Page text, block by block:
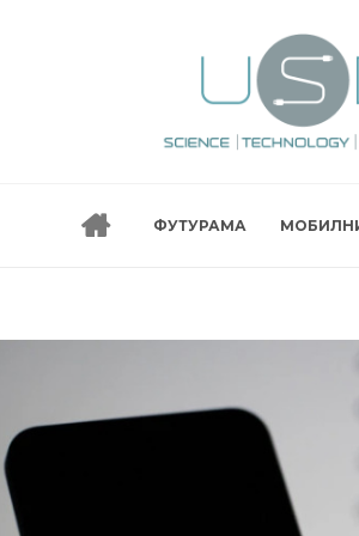
ФУТУРАМА